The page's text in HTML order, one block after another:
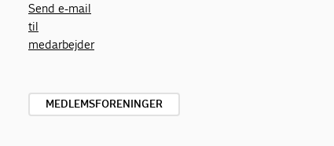
Send e-mail
til
medarbejder
MEDLEMSFORENINGER